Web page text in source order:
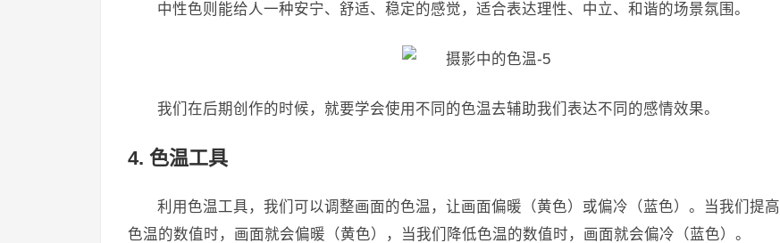
​中性色则能给人一种安宁、舒适、稳定的感觉，适合表达理性、中立、和谐的场景氛围。
​我们在后期创作的时候，就要学会使用不同的色温去辅助我们表达不同的感情效果。
4. 色温工具
利用色温工具，我们可以调整画面的色温，让画面偏暖（黄色）或偏冷（蓝色）。当我们提高
色温的数值时，画面就会偏暖（黄色），当我们降低色温的数值时，画面就会偏冷（蓝色）。